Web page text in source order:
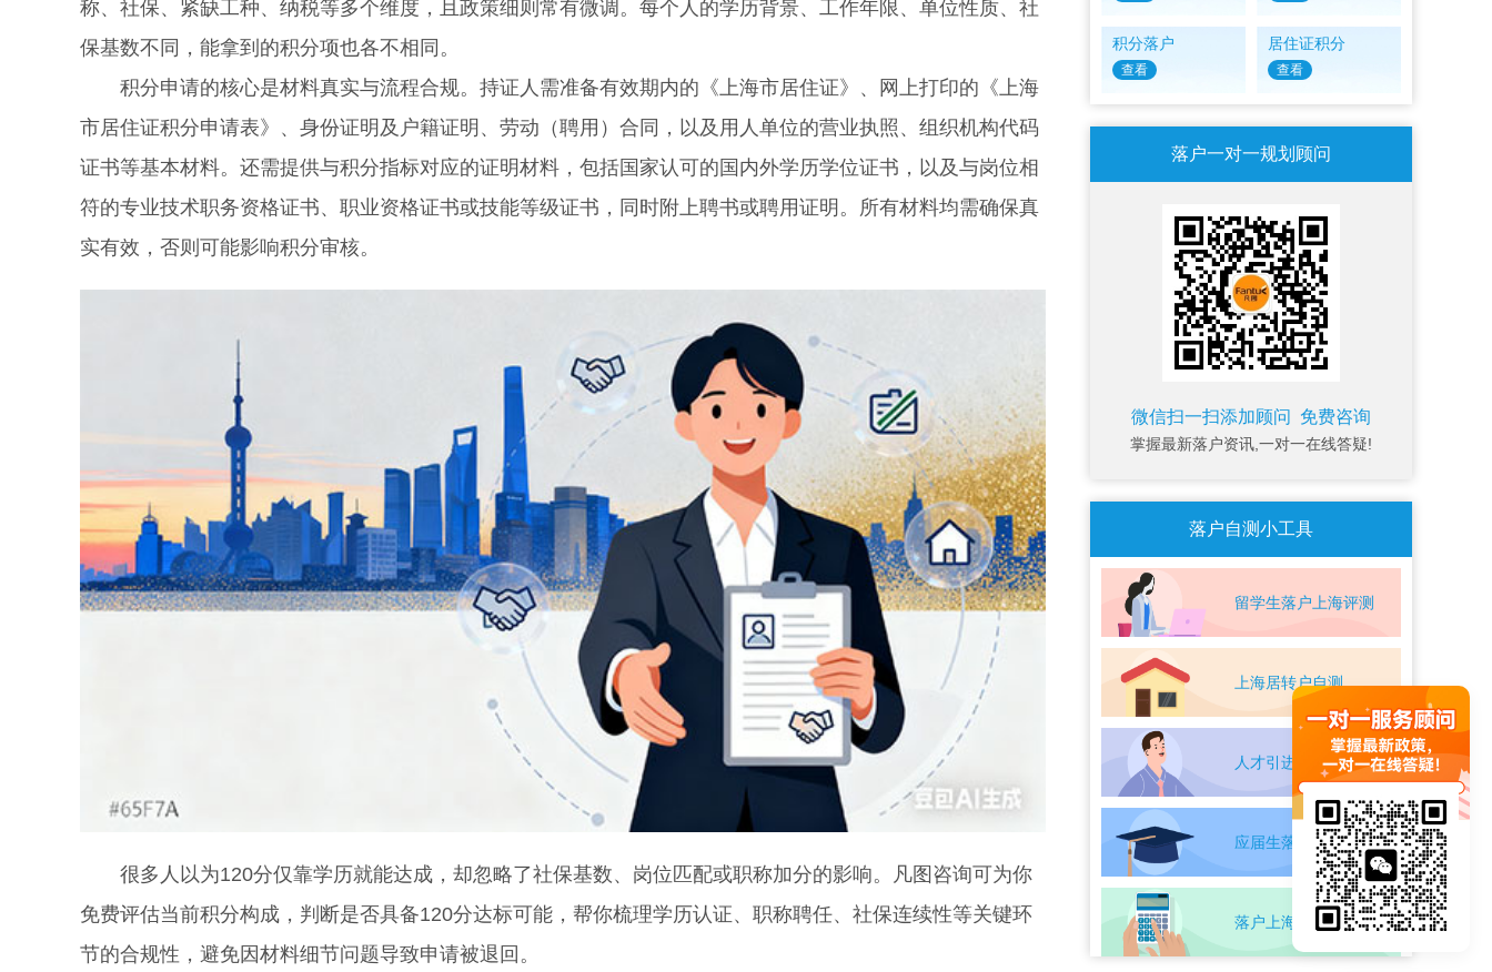
称、社保、紧缺工种、纳税等多个维度，且政策细则常有微调。每个人的学历背景、工作年限、单位性质、社
保基数不同，能拿到的积分项也各不相同。
积分申请的核心是材料真实与流程合规。持证人需准备有效期内的《上海市居住证》、网上打印的《上海
市居住证积分申请表》、身份证明及户籍证明、劳动（聘用）合同，以及用人单位的营业执照、组织机构代码
证书等基本材料。还需提供与积分指标对应的证明材料，包括国家认可的国内外学历学位证书，以及与岗位相
符的专业技术职务资格证书、职业资格证书或技能等级证书，同时附上聘书或聘用证明。所有材料均需确保真
实有效，否则可能影响积分审核。
很多人以为120分仅靠学历就能达成，却忽略了社保基数、岗位匹配或职称加分的影响。凡图咨询可为你
免费评估当前积分构成，判断是否具备120分达标可能，帮你梳理学历认证、职称聘任、社保连续性等关键环
节的合规性，避免因材料细节问题导致申请被退回。
积分落户
查看
居住证积分
查看
落户一对一规划顾问
微信扫一扫添加顾问 免费咨询
掌握最新落户资讯,一对一在线答疑!
落户自测小工具
留学生落户上海评测
上海居转户自测
人才引进落户评测
应届生落户上海自测
落户上海条件自测